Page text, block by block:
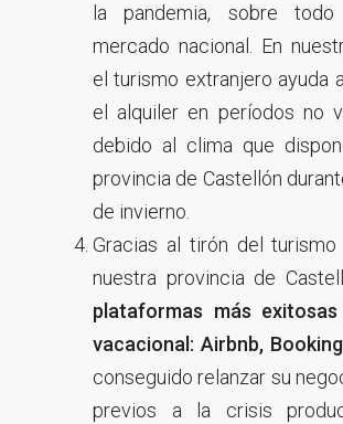
la pandemia, sobre
mercado nacional. En
el turismo extranjero ayuda
el alquiler en períodos no
debido al clima que
provincia de Castellón
de invierno.
Gracias al tirón del turismo
nuestra provincia de
plataformas más
vacacional: Airbnb,
conseguido relanzar su
previos a la crisis